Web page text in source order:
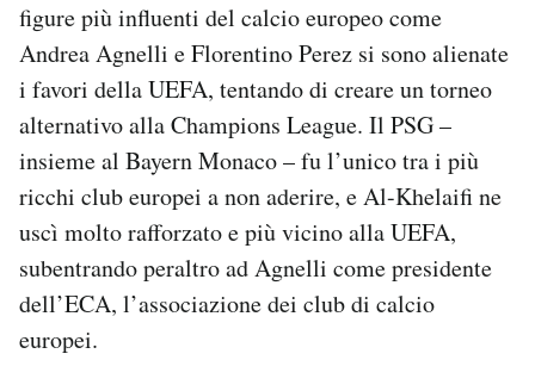
figure più influenti del calcio europeo come
Andrea Agnelli e Florentino Perez si sono alienate
i favori della UEFA, tentando di creare un torneo
alternativo alla Champions League. Il PSG –
insieme al Bayern Monaco – fu l’unico tra i più
ricchi club europei a non aderire, e Al-Khelaifi ne
uscì molto rafforzato e più vicino alla UEFA,
subentrando peraltro ad Agnelli come presidente
dell’ECA, l’associazione dei club di calcio
europei.